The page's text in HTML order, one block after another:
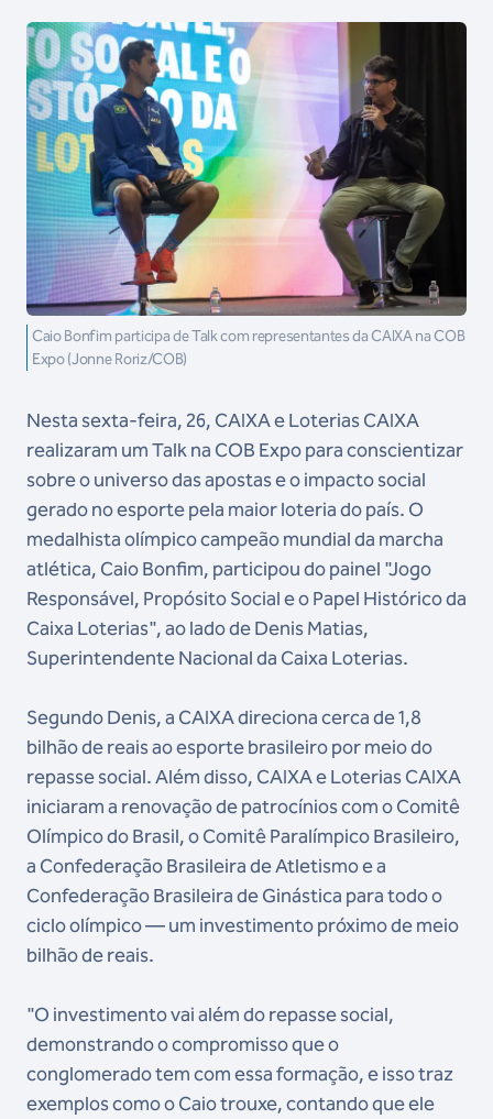
Caio Bonfim participa de Talk com representantes da CAIXA na COB
Expo (Jonne Roriz/COB)
Nesta sexta-feira, 26, CAIXA e Loterias CAIXA
realizaram um Talk na COB Expo para conscientizar
sobre o universo das apostas e o impacto social
gerado no esporte pela maior loteria do país. O
medalhista olímpico campeão mundial da marcha
atlética, Caio Bonfim, participou do painel "Jogo
Responsável, Propósito Social e o Papel Histórico da
Caixa Loterias", ao lado de Denis Matias,
Superintendente Nacional da Caixa Loterias.
Segundo Denis, a CAIXA direciona cerca de 1,8
bilhão de reais ao esporte brasileiro por meio do
repasse social. Além disso, CAIXA e Loterias CAIXA
iniciaram a renovação de patrocínios com o Comitê
Olímpico do Brasil, o Comitê Paralímpico Brasileiro,
a Confederação Brasileira de Atletismo e a
Confederação Brasileira de Ginástica para todo o
ciclo olímpico — um investimento próximo de meio
bilhão de reais.
"O investimento vai além do repasse social,
demonstrando o compromisso que o
conglomerado tem com essa formação, e isso traz
exemplos como o Caio trouxe, contando que ele